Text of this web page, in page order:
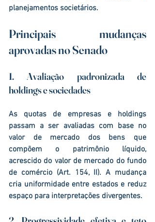
planejamentos societários.
Principais mudanças
aprovadas no Senado
1. Avaliação padronizada de
holdings e sociedades
As quotas de empresas e holdings
valor de mercado dos bens que
compõem o patrimônio líquido,
acrescido do valor de mercado do fundo
de comércio (Art. 154, II). A mudança
cria uniformidade entre estados e reduz
espaço para interpretações divergentes.